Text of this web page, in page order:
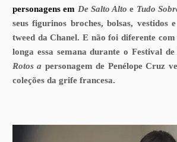
personagens em De Salto Alto e Tudo
seus figurinos broches, bolsas, vestidos
tweed da Chanel. E não foi diferente com
longa essa semana durante o Festival de
Rotos a personagem de Penélope Cruz
coleções da grife francesa.